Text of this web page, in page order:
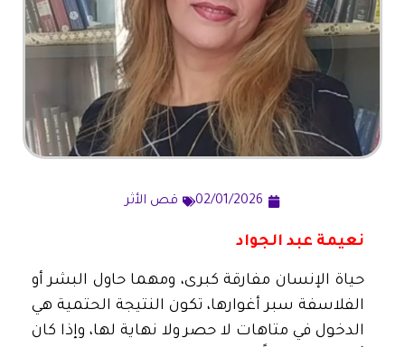
02/01/2026 قص الأثر
نعيمة عبد الجواد
حياة الإنسان مفارقة كبرى، ومهما حاول البشر أو
الفلاسفة سبر أغوارها، تكون النتيجة الحتمية هي
الدخول في متاهات لا حصر ولا نهاية لها، وإذا كان